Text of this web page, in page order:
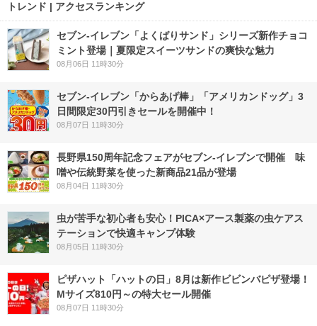
トレンド | アクセスランキング
セブン‐イレブン「よくばりサンド」シリーズ新作チョコ
ミント登場｜夏限定スイーツサンドの爽快な魅力
08月06日 11時30分
セブン‐イレブン「からあげ棒」「アメリカンドッグ」3
日間限定30円引きセールを開催中！
08月07日 11時30分
長野県150周年記念フェアがセブン-イレブンで開催 味
噌や伝統野菜を使った新商品21品が登場
08月04日 11時30分
虫が苦手な初心者も安心！PICA×アース製薬の虫ケアス
テーションで快適キャンプ体験
08月05日 11時30分
ピザハット「ハットの日」8月は新作ビビンバピザ登場！
Mサイズ810円～の特大セール開催
08月07日 11時30分